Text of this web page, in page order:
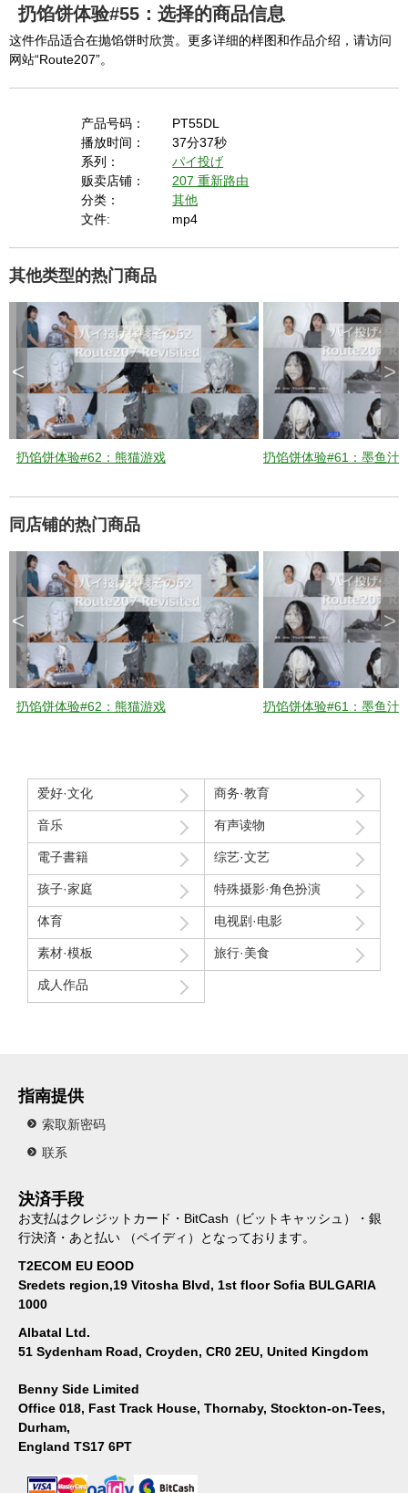
a
y
V
i
d
e
%
扔馅饼体验#55：选择的商品信息
这件作品适合在抛馅饼时欣赏。更多详细的样图和作品介绍，请访问
网站“Route207”。
产品号码：
PT55DL
播放时间：
37分37秒
系列：
パイ投げ
贩卖店铺：
207 重新路由
分类：
其他
文件:
mp4
其他类型的热门商品
扔馅饼体验#62：熊猫游戏 扔馅饼体验#61：墨鱼汁
< >
同店铺的热门商品
扔馅饼体验#62：熊猫游戏 扔馅饼体验#61：墨鱼汁
< >
爱好·文化 商务·教育
音乐 有声读物
電子書籍 综艺·文艺
孩子·家庭 特殊摄影·角色扮演
体育 电视剧·电影
素材·模板 旅行·美食
成人作品
指南提供
索取新密码
联系
決済手段
お支払はクレジットカード・BitCash（ビットキャッシュ）・銀
行決済・あと払い （ペイディ）となっております。
T2ECOM EU EOOD
Sredets region,19 Vitosha Blvd, 1st floor Sofia BULGARIA
1000
Albatal Ltd.
51 Sydenham Road, Croyden, CR0 2EU, United Kingdom
Benny Side Limited
Office 018, Fast Track House, Thornaby, Stockton-on-Tees,
Durham,
England TS17 6PT